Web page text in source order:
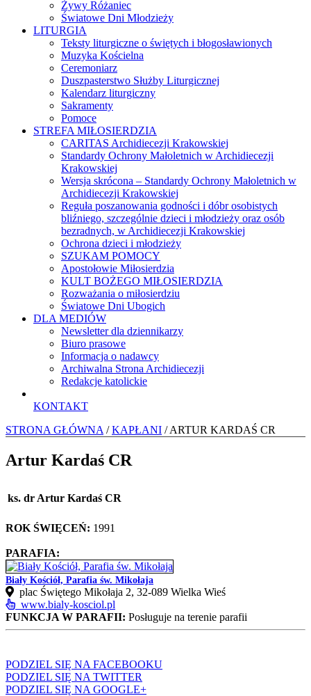
Żywy Różaniec
Światowe Dni Młodzieży
LITURGIA
Teksty liturgiczne o świętych i błogosławionych
Muzyka Kościelna
Ceremoniarz
Duszpasterstwo Służby Liturgicznej
Kalendarz liturgiczny
Sakramenty
Pomoce
STREFA MIŁOSIERDZIA
CARITAS Archidiecezji Krakowskiej
Standardy Ochrony Małoletnich w Archidiecezji
Krakowskiej
Wersja skrócona – Standardy Ochrony Małoletnich w
Archidiecezji Krakowskiej
Reguła poszanowania godności i dóbr osobistych
bliźniego, szczególnie dzieci i młodzieży oraz osób
bezradnych, w Archidiecezji Krakowskiej
Ochrona dzieci i młodzieży
SZUKAM POMOCY
Apostołowie Miłosierdzia
KULT BOŻEGO MIŁOSIERDZIA
Rozważania o miłosierdziu
Światowe Dni Ubogich
DLA MEDIÓW
Newsletter dla dziennikarzy
Biuro prasowe
Informacja o nadawcy
Archiwalna Strona Archidiecezji
Redakcje katolickie
KONTAKT
STRONA GŁÓWNA /KAPŁANI / ARTUR KARDAŚ CR
Artur Kardaś CR
ks. dr Artur Kardaś CR
ROK ŚWIĘCEŃ: 1991
PARAFIA:
Biały Kościół, Parafia św. Mikołaja
plac Świętego Mikołaja 2, 32-089 Wielka Wieś
www.bialy-kosciol.pl
FUNKCJA W PARAFII: Posługuje na terenie parafii
PODZIEL SIĘ NA FACEBOOKU
PODZIEL SIĘ NA TWITTER
PODZIEL SIĘ NA GOOGLE+